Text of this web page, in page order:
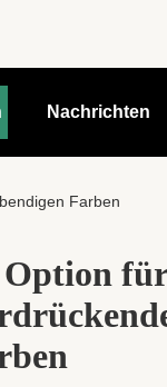
Nachrichten
Farben